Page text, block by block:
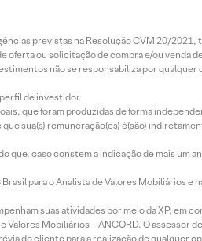
previstas na Resolução CVM 20/
ou solicitação de compra e/ou venda
não se responsabiliza por qualquer
de investidor.
que foram produzidas de forma
sua(s) remuneração(es) é(são)
que, caso constem a indicação de mais um
para o Analista de Valores Mobiliários e
suas atividades por meio da XP, em
Mobiliários – ANCORD. O assessor
do cliente para a realização de qualquer